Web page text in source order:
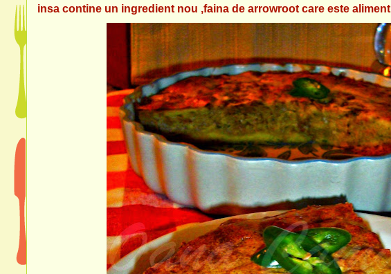
insa contine un ingredient nou ,faina de arrowroot care este aliment